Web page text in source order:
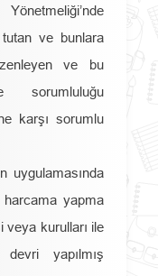
tutan ve bunlara
ve bu
sorumluluğu
karşı sorumlu
uygulamasında
yapma
kurulları ile
yapılmış